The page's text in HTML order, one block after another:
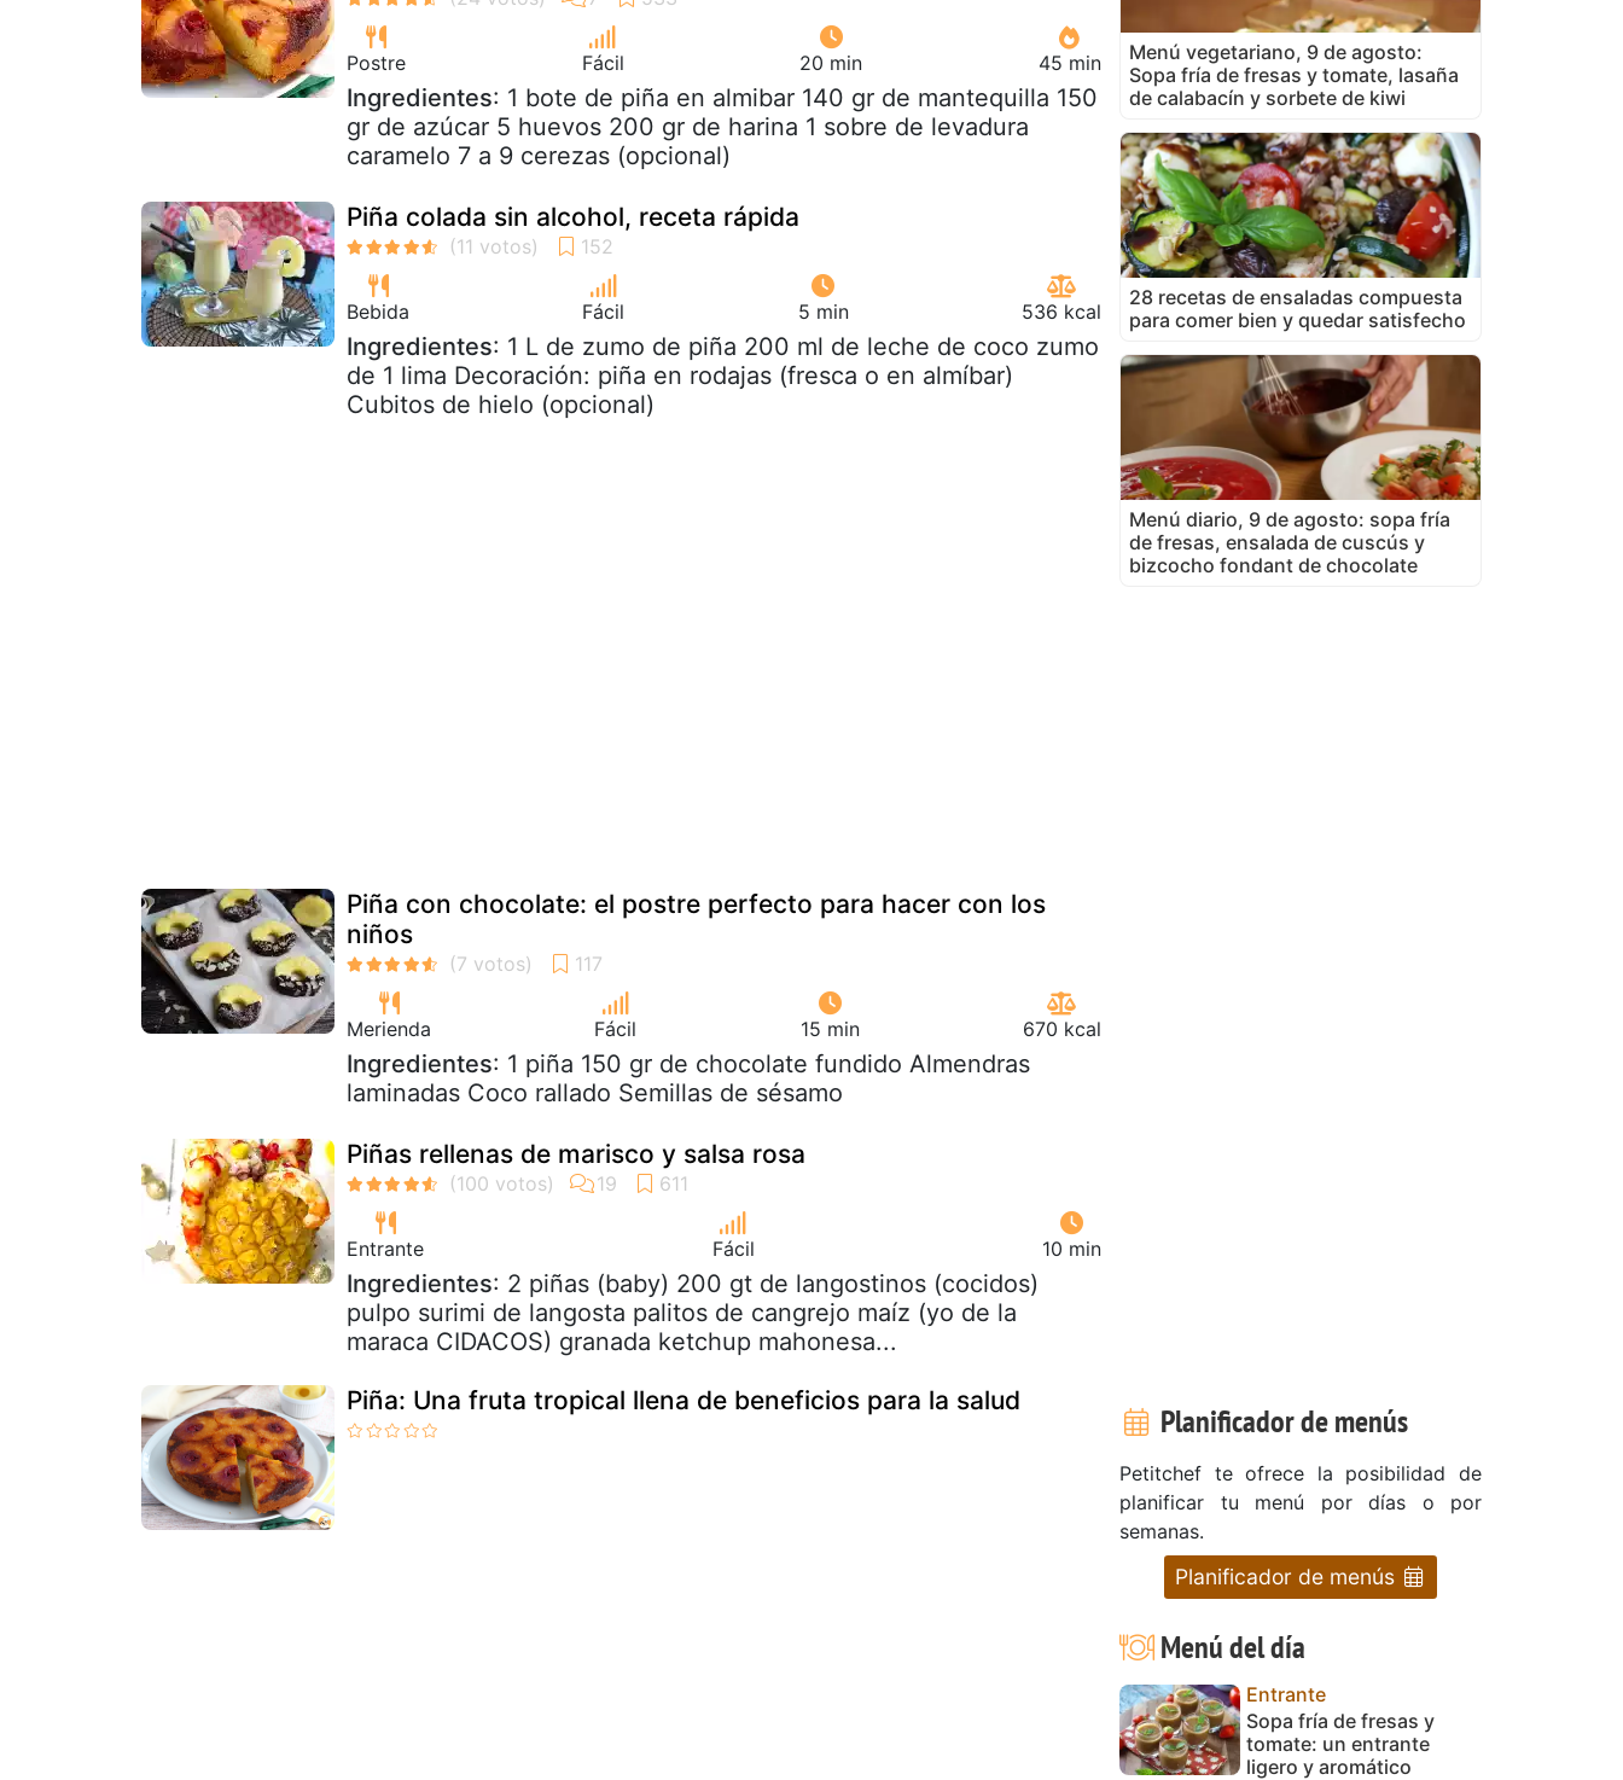
Postre Fácil 20 min 45 min
Ingredientes: 1 bote de piña en almibar 140 gr de mantequilla 150
gr de azúcar 5 huevos 200 gr de harina 1 sobre de levadura
caramelo 7 a 9 cerezas (opcional)
Piña colada sin alcohol, receta rápida
Bebida Fácil 5 min 536 kcal
Ingredientes: 1 L de zumo de piña 200 ml de leche de coco zumo
de 1 lima Decoración: piña en rodajas (fresca o en almíbar)
Cubitos de hielo (opcional)
Piña con chocolate: el postre perfecto para hacer con los
niños
Merienda Fácil 15 min 670 kcal
Ingredientes: 1 piña 150 gr de chocolate fundido Almendras
laminadas Coco rallado Semillas de sésamo
Piñas rellenas de marisco y salsa rosa
Entrante Fácil 10 min
Ingredientes: 2 piñas (baby) 200 gt de langostinos (cocidos)
pulpo surimi de langosta palitos de cangrejo maíz (yo de la
maraca CIDACOS) granada ketchup mahonesa...
Piña: Una fruta tropical llena de beneficios para la salud
Menú vegetariano, 9 de agosto:
Sopa fría de fresas y tomate, lasaña
de calabacín y sorbete de kiwi
28 recetas de ensaladas compuesta
para comer bien y quedar satisfecho
Menú diario, 9 de agosto: sopa fría
de fresas, ensalada de cuscús y
bizcocho fondant de chocolate
Planificador de menús
Petitchef te ofrece la posibilidad de
planificar tu menú por días o por
semanas.
Planificador de menús
Menú del día
Entrante
Sopa fría de fresas y
tomate: un entrante
ligero y aromático